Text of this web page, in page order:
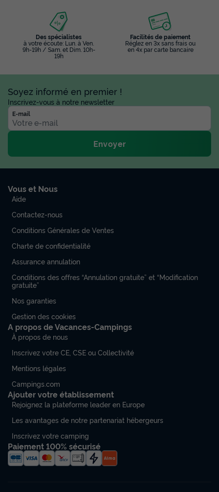
Des spécialistes
à votre écoute: Lun. à Ven.
9h-19h / Sam. et Dim. 10h-
19h
Facilités de paiement
Réglez en 3x sans frais ou
en 4x par carte bancaire
Soyez informé en premier !
Inscrivez-vous à notre newsletter
E-mail
Envoyer
Vous et Nous
Aide
Contactez-nous
Conditions Générales de Ventes
Charte de confidentialité
Assurance annulation
Conditions des offres “Annulation gratuite” et “Modification
gratuite”
Nos garanties
Gestion des cookies
A propos de Vacances-Campings
À propos de nous
Inscrivez votre CE, CSE ou Collectivité
Mentions légales
Campings.com
Ajouter votre établissement
Rejoignez la plateforme leader en Europe
Les avantages de notre partenariat hébergeurs
Inscrivez votre camping
Paiement 100% sécurisé